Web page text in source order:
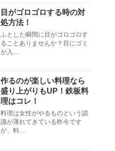
目がゴロゴロする時の対
処方法！
ふとした瞬間に目がゴロゴロす
ることありませんか？目にゴミ
が入...
作るのが楽しい料理なら
盛り上がりもUP！鉄板料
理はコレ！
料理は女性がやるものという認
識が薄れてきている昨今です
が、料...